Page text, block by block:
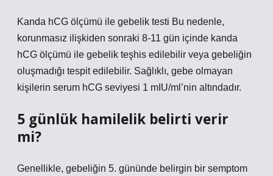
Kanda hCG ölçümü ile gebelik testi Bu nedenle,
korunmasız ilişkiden sonraki 8-11 gün içinde kanda
hCG ölçümü ile gebelik teşhis edilebilir veya gebeliğin
oluşmadığı tespit edilebilir. Sağlıklı, gebe olmayan
kişilerin serum hCG seviyesi 1 mIU/ml’nin altındadır.
5 günlük hamilelik belirti verir
mi?
Genellikle, gebeliğin 5. gününde belirgin bir semptom